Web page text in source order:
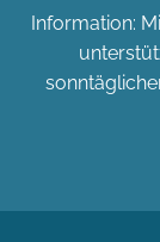
Information: